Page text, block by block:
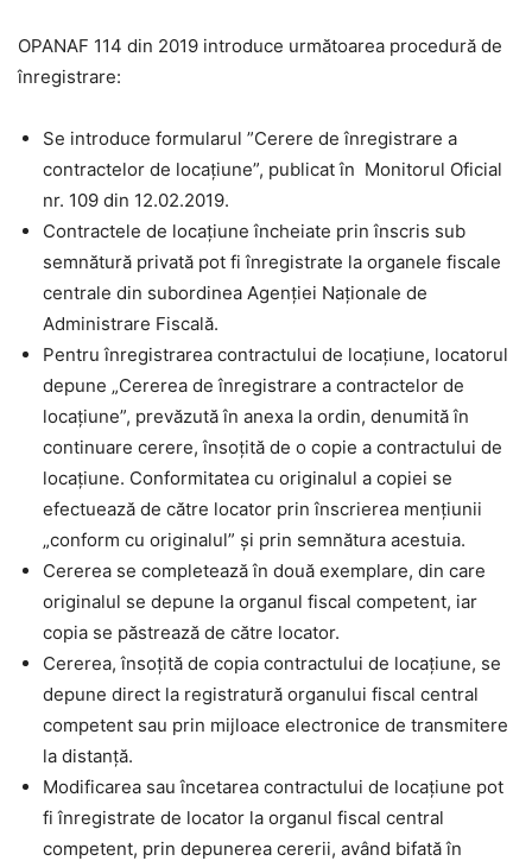
OPANAF 114 din 2019 introduce următoarea procedură de
înregistrare:
Se introduce formularul ”Cerere de înregistrare a
contractelor de locaţiune”, publicat în Monitorul Oficial
nr. 109 din 12.02.2019.
Contractele de locaţiune încheiate prin înscris sub
semnătură privată pot fi înregistrate la organele fiscale
centrale din subordinea Agenţiei Naţionale de
Administrare Fiscală.
Pentru înregistrarea contractului de locaţiune, locatorul
depune „Cererea de înregistrare a contractelor de
locaţiune”, prevăzută în anexa la ordin, denumită în
continuare cerere, însoţită de o copie a contractului de
locaţiune. Conformitatea cu originalul a copiei se
efectuează de către locator prin înscrierea menţiunii
„conform cu originalul” şi prin semnătura acestuia.
Cererea se completează în două exemplare, din care
originalul se depune la organul fiscal competent, iar
copia se păstrează de către locator.
Cererea, însoţită de copia contractului de locaţiune, se
depune direct la registratură organului fiscal central
competent sau prin mijloace electronice de transmitere
la distanţă.
Modificarea sau încetarea contractului de locaţiune pot
fi înregistrate de locator la organul fiscal central
competent, prin depunerea cererii, având bifată în